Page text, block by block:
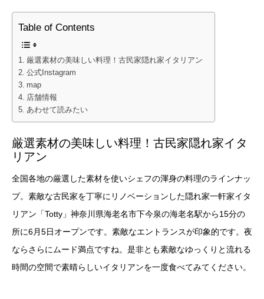
Table of Contents
厳選素材の美味しい料理！古民家隠れ家イタリアン
公式Instagram
map
店舗情報
あわせて読みたい
厳選素材の美味しい料理！古民家隠れ家イタ
リアン
全国各地の厳選した素材を使いシェフの渾身の料理のラインナッ
プ。素敵な古民家を丁寧にリノベーションした隠れ家一軒家イタ
リアン「Totty」神奈川県海老名市下今泉の海老名駅から15分の
所に6月5日オープンです。素敵なエントランスが印象的です。夜
ならさらにムード満点ですね。是非とも素敵なゆっくりと流れる
時間の空間で素晴らしいイタリアンを一度食べてみてください。